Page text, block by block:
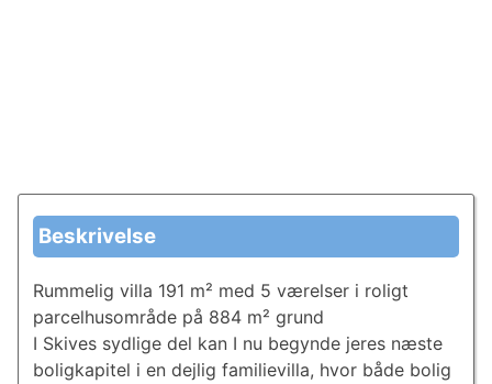
Beskrivelse
Rummelig villa 191 m² med 5 værelser i roligt
parcelhusområde på 884 m² grund
I Skives sydlige del kan I nu begynde jeres næste
boligkapitel i en dejlig familievilla, hvor både bolig